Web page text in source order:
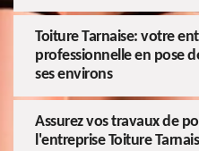
Toiture Tarnaise: votre
professionnelle en pose
ses environs
Assurez vos travaux de
l'entreprise Toiture